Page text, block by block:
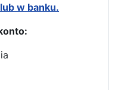
w banku.